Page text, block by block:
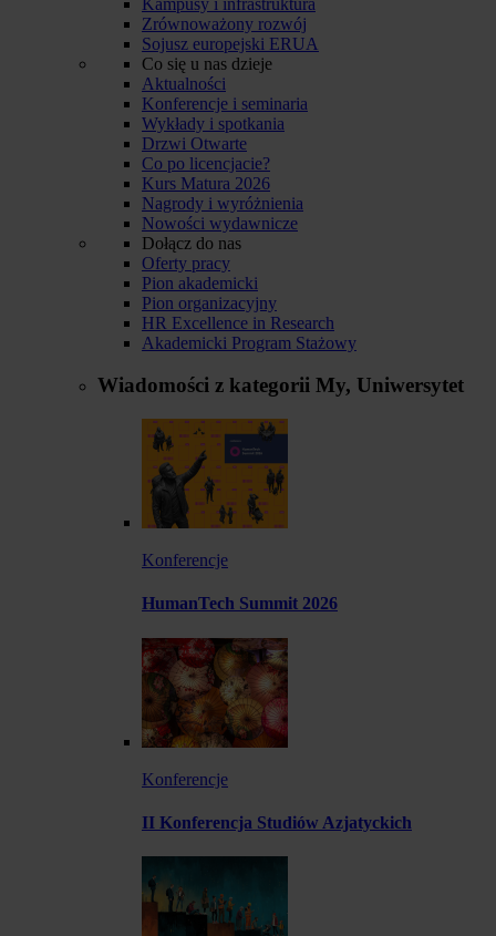
Zrównoważony rozwój
Sojusz europejski ERUA
Co się u nas dzieje
Aktualności
Konferencje i seminaria
Wykłady i spotkania
Drzwi Otwarte
Co po licencjacie?
Kurs Matura 2026
Nagrody i wyróżnienia
Nowości wydawnicze
Dołącz do nas
Oferty pracy
Pion akademicki
Pion organizacyjny
HR Excellence in Research
Akademicki Program Stażowy
Wiadomości z kategorii My, Uniwersytet
Konferencje
HumanTech Summit 2026
Konferencje
II Konferencja Studiów Azjatyckich